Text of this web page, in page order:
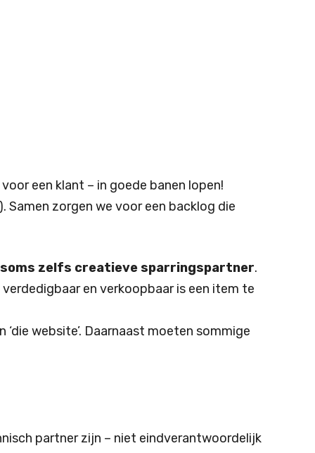
een klant – in goede banen lopen!
zorgen we voor een backlog die
zelfs creatieve sparringspartner.
en verkoopbaar is een item te
website’. Daarnaast moeten sommige
partner zijn – niet eindverantwoordelijk